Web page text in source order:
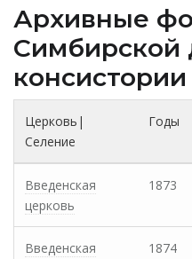
Архивные
Cимбирской
Церковь|
Селение
Годы
Введенская
церковь
1873
Введенская
1874